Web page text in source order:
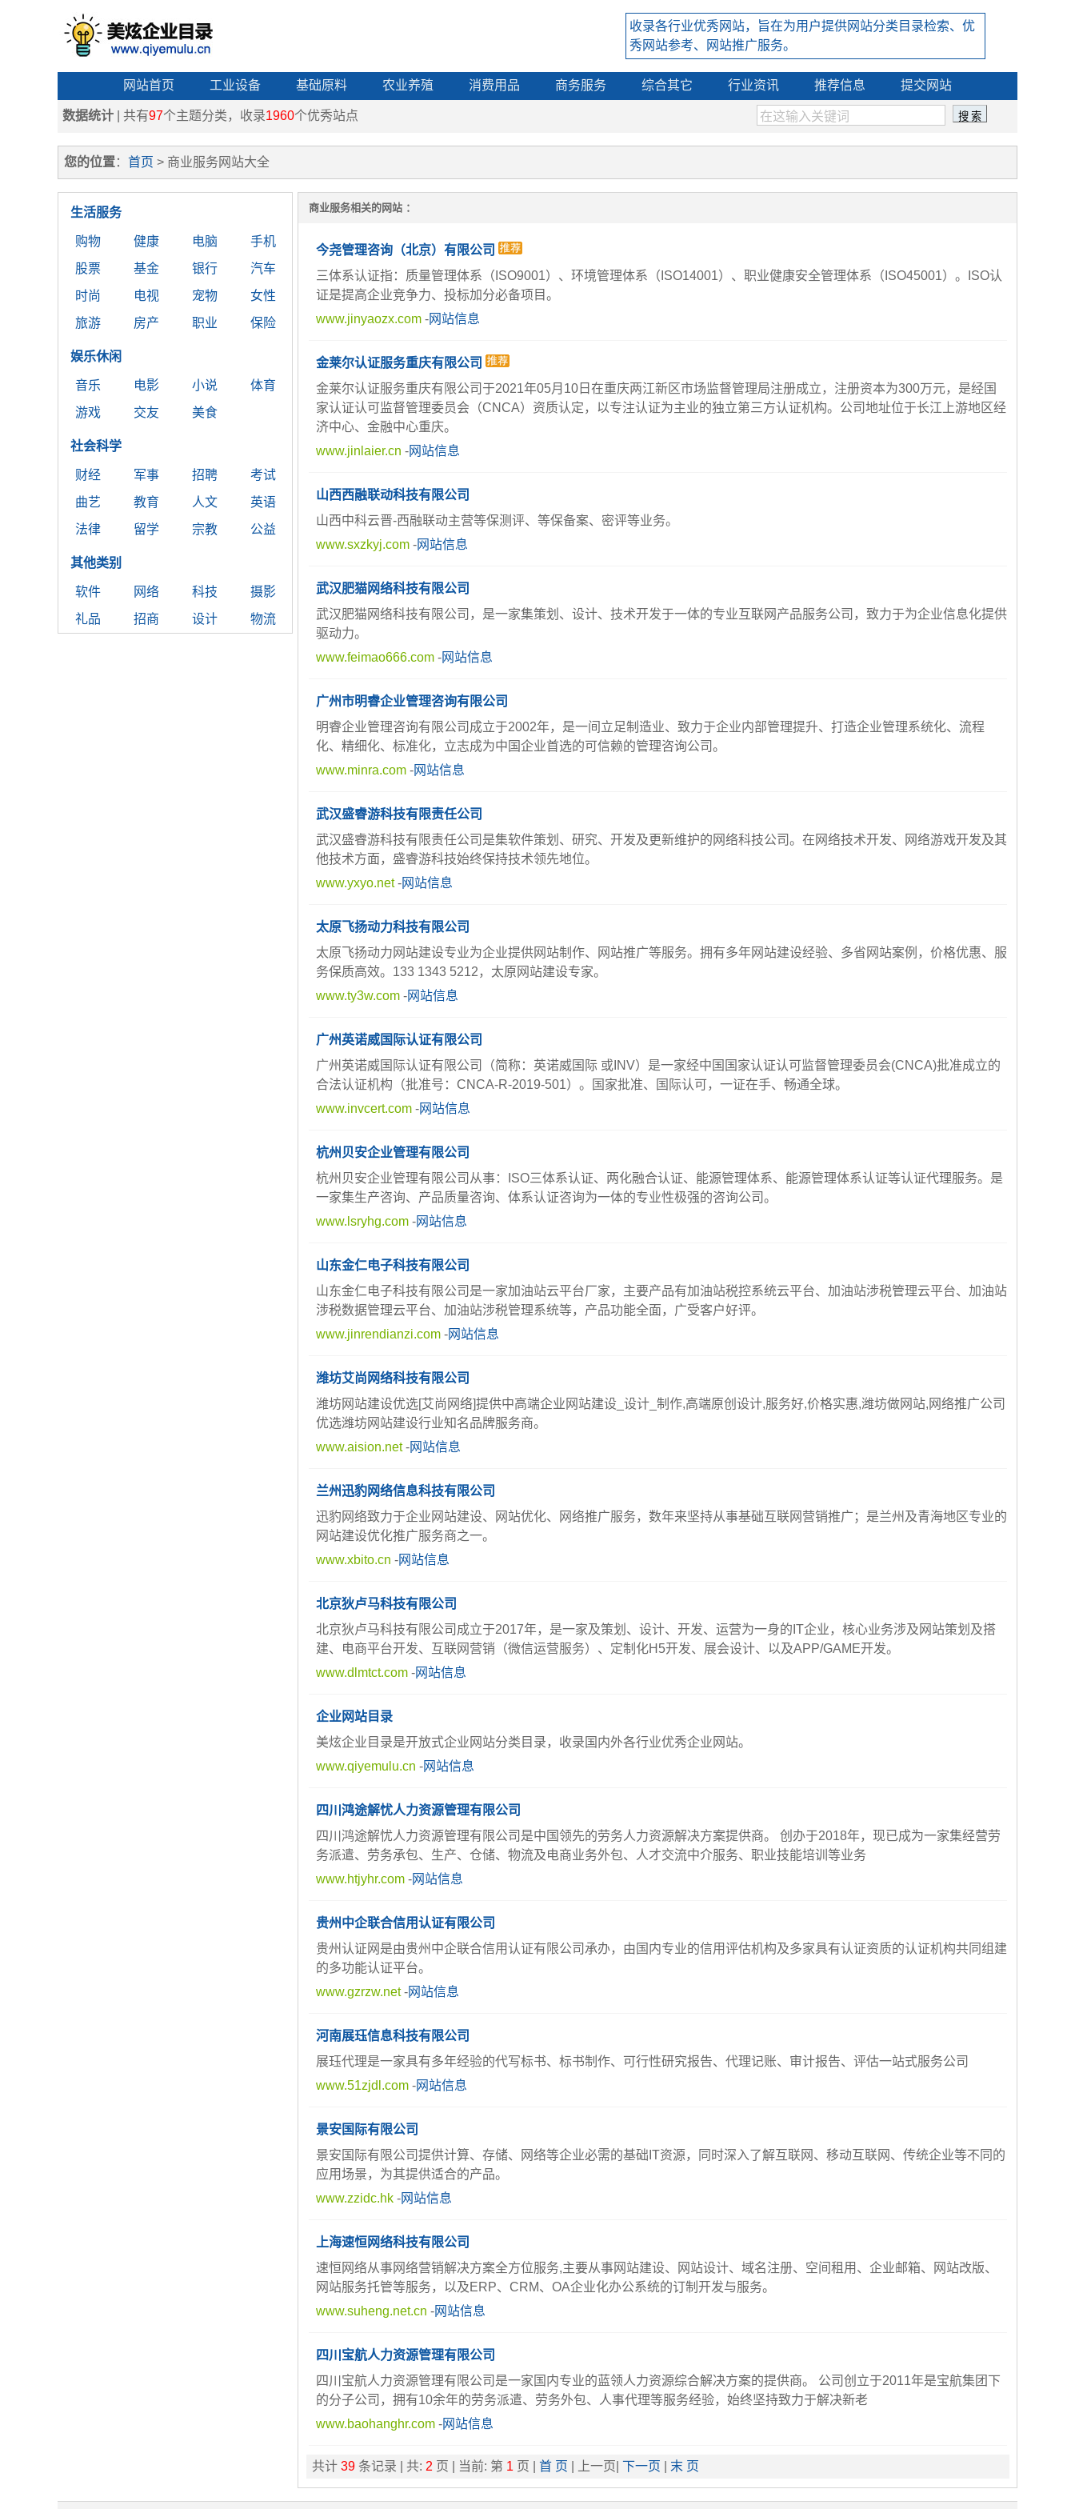
收录各行业优秀网站，旨在为用户提供网站分类目录检索、优
秀网站参考、网站推广服务。
网站首页 工业设备 基础原料 农业养殖 消费用品 商务服务 综合其它 行业资讯 推荐信息 提交网站
数据统计 | 共有97个主题分类，收录1960个优秀站点
您的位置： 首页 > 商业服务网站大全
生活服务
购物 健康 电脑
手机
股票
基金 银行
汽车
时尚
电视 宠物
女性
旅游
房产 职业 保险
娱乐休闲
音乐 电影 小说
体育
游戏
交友 美食
社会科学
财经 军事 招聘
考试
曲艺
教育 人文
英语
法律
留学 宗教 公益
其他类别
软件 网络 科技
摄影
礼品
招商 设计 物流
商业服务相关的网站 ：
今尧管理咨询（北京）有限公司
三体系认证指：质量管理体系（ISO9001）、环境管理体系（ISO14001）、职业健康安全管理体系（ISO45001）。ISO认
证是提高企业竞争力、投标加分必备项目。
www.jinyaozx.com-网站信息
金莱尔认证服务重庆有限公司
金莱尔认证服务重庆有限公司于2021年05月10日在重庆两江新区市场监督管理局注册成立，注册资本为300万元，是经国
家认证认可监督管理委员会（CNCA）资质认定，以专注认证为主业的独立第三方认证机构。公司地址位于长江上游地区经
济中心、金融中心重庆。
www.jinlaier.cn -网站信息
山西西融联动科技有限公司
山西中科云晋-西融联动主营等保测评、等保备案、密评等业务。
www.sxzkyj.com-网站信息
武汉肥猫网络科技有限公司
武汉肥猫网络科技有限公司，是一家集策划、设计、技术开发于一体的专业互联网产品服务公司，致力于为企业信息化提供
驱动力。
www.feimao666.com-网站信息
广州市明睿企业管理咨询有限公司
明睿企业管理咨询有限公司成立于2002年，是一间立足制造业、致力于企业内部管理提升、打造企业管理系统化、流程
化、精细化、标准化，立志成为中国企业首选的可信赖的管理咨询公司。
www.minra.com-网站信息
武汉盛睿游科技有限责任公司
武汉盛睿游科技有限责任公司是集软件策划、研究、开发及更新维护的网络科技公司。在网络技术开发、网络游戏开发及其
他技术方面，盛睿游科技始终保持技术领先地位。
www.yxyo.net-网站信息
太原飞扬动力科技有限公司
太原飞扬动力网站建设专业为企业提供网站制作、网站推广等服务。拥有多年网站建设经验、多省网站案例，价格优惠、服
务保质高效。133 1343 5212，太原网站建设专家。
www.ty3w.com-网站信息
广州英诺威国际认证有限公司
广州英诺威国际认证有限公司（简称：英诺威国际 或INV）是一家经中国国家认证认可监督管理委员会(CNCA)批准成立的
合法认证机构（批准号：CNCA-R-2019-501）。国家批准、国际认可，一证在手、畅通全球。
www.invcert.com-网站信息
杭州贝安企业管理有限公司
杭州贝安企业管理有限公司从事：ISO三体系认证、两化融合认证、能源管理体系、能源管理体系认证等认证代理服务。是
一家集生产咨询、产品质量咨询、体系认证咨询为一体的专业性极强的咨询公司。
www.lsryhg.com-网站信息
山东金仁电子科技有限公司
山东金仁电子科技有限公司是一家加油站云平台厂家，主要产品有加油站税控系统云平台、加油站涉税管理云平台、加油站
涉税数据管理云平台、加油站涉税管理系统等，产品功能全面，广受客户好评。
www.jinrendianzi.com-网站信息
潍坊艾尚网络科技有限公司
潍坊网站建设优选[艾尚网络]提供中高端企业网站建设_设计_制作,高端原创设计,服务好,价格实惠,潍坊做网站,网络推广公司
优选潍坊网站建设行业知名品牌服务商。
www.aision.net-网站信息
兰州迅豹网络信息科技有限公司
迅豹网络致力于企业网站建设、网站优化、网络推广服务，数年来坚持从事基础互联网营销推广；是兰州及青海地区专业的
网站建设优化推广服务商之一。
www.xbito.cn -网站信息
北京狄卢马科技有限公司
北京狄卢马科技有限公司成立于2017年，是一家及策划、设计、开发、运营为一身的IT企业，核心业务涉及网站策划及搭
建、电商平台开发、互联网营销（微信运营服务）、定制化H5开发、展会设计、以及APP/GAME开发。
www.dlmtct.com-网站信息
企业网站目录
美炫企业目录是开放式企业网站分类目录，收录国内外各行业优秀企业网站。
www.qiyemulu.cn -网站信息
四川鸿途解忧人力资源管理有限公司
四川鸿途解忧人力资源管理有限公司是中国领先的劳务人力资源解决方案提供商。 创办于2018年，现已成为一家集经营劳
务派遣、劳务承包、生产、仓储、物流及电商业务外包、人才交流中介服务、职业技能培训等业务
www.htjyhr.com-网站信息
贵州中企联合信用认证有限公司
贵州认证网是由贵州中企联合信用认证有限公司承办，由国内专业的信用评估机构及多家具有认证资质的认证机构共同组建
的多功能认证平台。
www.gzrzw.net-网站信息
河南展珏信息科技有限公司
展珏代理是一家具有多年经验的代写标书、标书制作、可行性研究报告、代理记账、审计报告、评估一站式服务公司
www.51zjdl.com-网站信息
景安国际有限公司
景安国际有限公司提供计算、存储、网络等企业必需的基础IT资源，同时深入了解互联网、移动互联网、传统企业等不同的
应用场景，为其提供适合的产品。
www.zzidc.hk-网站信息
上海速恒网络科技有限公司
速恒网络从事网络营销解决方案全方位服务,主要从事网站建设、网站设计、域名注册、空间租用、企业邮箱、网站改版、
网站服务托管等服务，以及ERP、CRM、OA企业化办公系统的订制开发与服务。
www.suheng.net.cn -网站信息
四川宝航人力资源管理有限公司
四川宝航人力资源管理有限公司是一家国内专业的蓝领人力资源综合解决方案的提供商。 公司创立于2011年是宝航集团下
的分子公司，拥有10余年的劳务派遣、劳务外包、人事代理等服务经验，始终坚持致力于解决新老
www.baohanghr.com-网站信息
共计 39条记录 | 共: 2 页 | 当前: 第 1 页 | 首 页 | 上一页| 下一页 末 页